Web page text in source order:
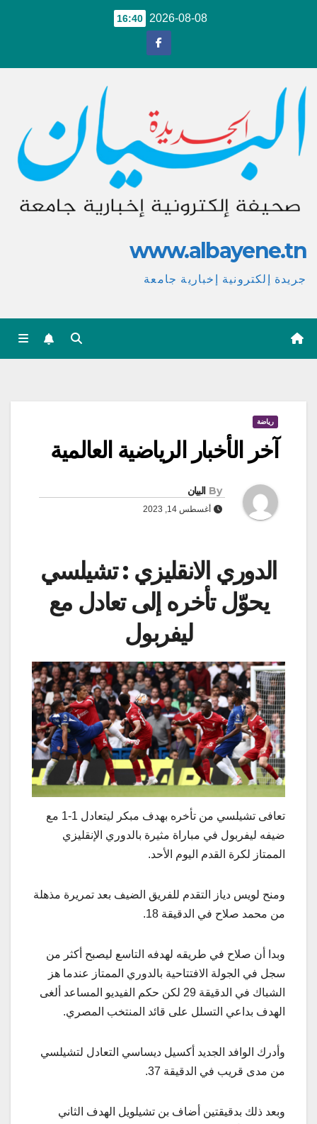
2026-08-08
16:40
www.albayene.tn
جريدة إلكترونية إخبارية جامعة
رياضة
آخر الأخبار الرياضية العالمية
By البيان
أغسطس 14, 2023
الدوري الانقليزي : تشيلسي
يحوّل تأخره إلى تعادل مع
ليفربول
تعافى تشيلسي من تأخره بهدف مبكر ليتعادل 1-1 مع
ضيفه ليفربول في مباراة مثيرة بالدوري الإنقليزي
الممتاز لكرة القدم اليوم الأحد.
ومنح لويس دياز التقدم للفريق الضيف بعد تمريرة مذهلة
من محمد صلاح في الدقيقة 18.
وبدا أن صلاح في طريقه لهدفه التاسع ليصبح أكثر من
سجل في الجولة الافتتاحية بالدوري الممتاز عندما هز
الشباك في الدقيقة 29 لكن حكم الفيديو المساعد ألغى
الهدف بداعي التسلل على قائد المنتخب المصري.
وأدرك الوافد الجديد أكسيل ديساسي التعادل لتشيلسي
من مدى قريب في الدقيقة 37.
وبعد ذلك بدقيقتين أضاف بن تشيلويل الهدف الثاني